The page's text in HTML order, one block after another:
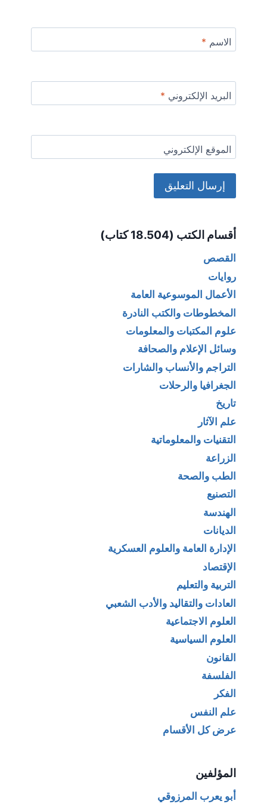
الاسم *
البريد الإلكتروني *
الموقع الإلكتروني
أقسام الكتب (18.504 كتاب)
القصص
روايات
الأعمال الموسوعية العامة
المخطوطات والكتب النادرة
علوم المكتبات والمعلومات
وسائل الإعلام والصحافة
التراجم والأنساب والشارات
الجغرافيا والرحلات
تاريخ
علم الآثار
التقنيات والمعلوماتية
الزراعة
الطب والصحة
التصنيع
الهندسة
الديانات
الإدارة العامة والعلوم العسكرية
الإقتصاد
التربية والتعليم
العادات والتقاليد والأدب الشعبي
العلوم الاجتماعية
العلوم السياسية
القانون
الفلسفة
الفكر
علم النفس
عرض كل الأقسام
المؤلفين
أبو يعرب المرزوقي